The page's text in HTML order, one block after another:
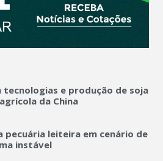
tecnologias e produção de soja
da China
pecuária leiteira em cenário de
instável